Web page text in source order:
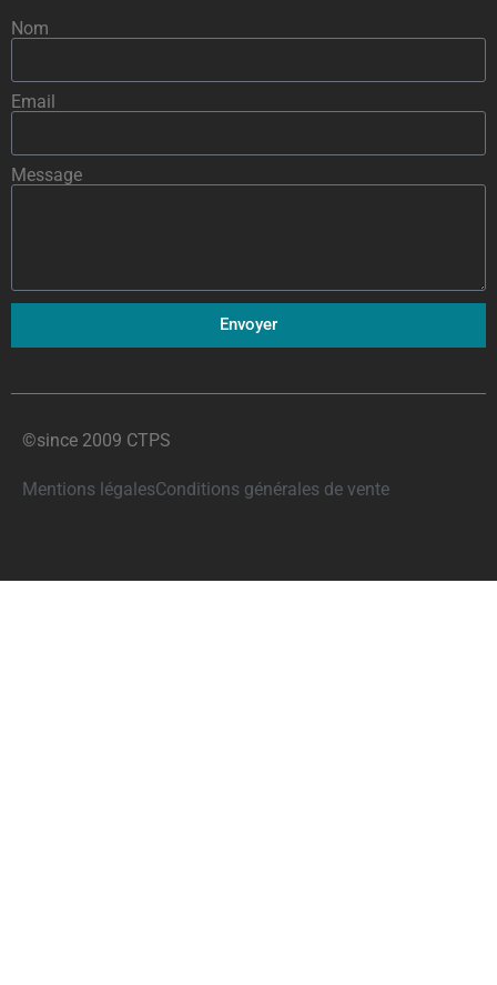
Nom
Email
Message
Envoyer
©since 2009 CTPS
Mentions légalesConditions générales de vente